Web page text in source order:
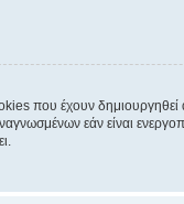
που έχουν
εάν είναι